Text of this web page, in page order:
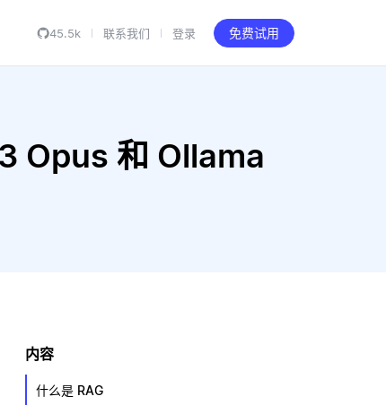
45.5k 联系我们 登录 免费试用
Opus 和 Ollama
内容
什么是 RAG